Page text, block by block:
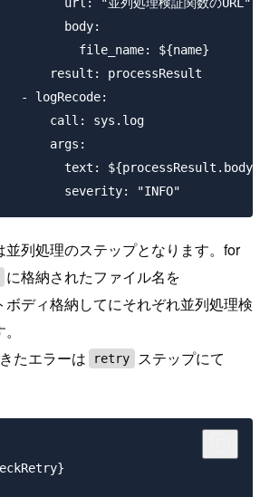
url: "並列処理検証関数のURL"
body:
file_name: ${name}
result: processResult
- logRecode:
call: sys.log
args:
text: ${processResult.body}
並列処理のステップとなります。for
に格納されたファイル名を
ディ格納してにそれぞれ並列処理検
たエラーは retry
ステップにて